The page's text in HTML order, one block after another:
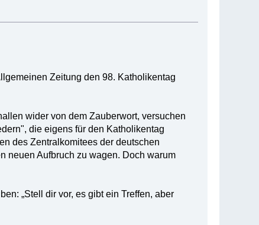
Zeitung den 98. Katholikentag
wider von dem Zauberwort, versuchen
die eigens für den Katholikentag
des Zentralkomitees der deutschen
neuen Aufbruch zu wagen. Doch warum
„Stell dir vor, es gibt ein Treffen, aber